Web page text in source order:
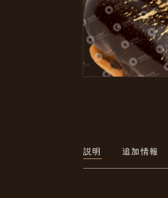
説明 追加情報